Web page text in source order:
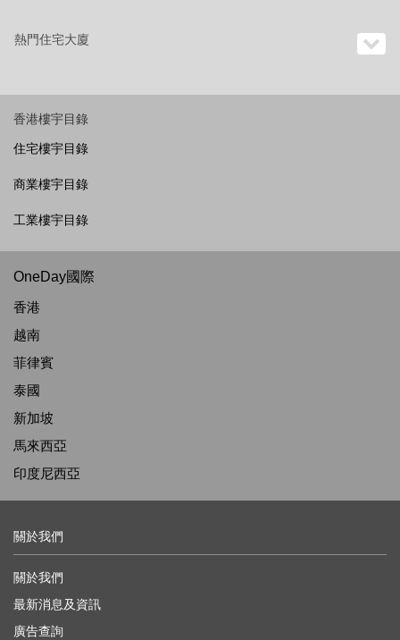
熱門住宅大廈
香港樓宇目錄
住宅樓宇目錄
商業樓宇目錄
工業樓宇目錄
OneDay國際
香港
越南
菲律賓
泰國
新加坡
馬來西亞
印度尼西亞
關於我們
關於我們
最新消息及資訊
廣告查詢